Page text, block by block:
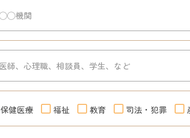
保健医療 福祉 教育 司法・犯罪